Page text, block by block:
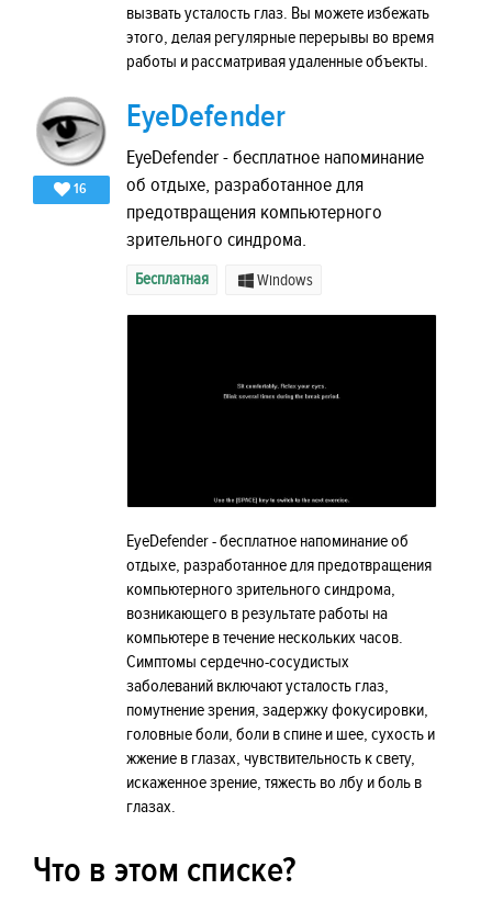
вызвать усталость глаз. Вы можете избежать
этого, делая регулярные перерывы во время
работы и рассматривая удаленные объекты.
16
EyeDefender
EyeDefender - бесплатное напоминание
об отдыхе, разработанное для
предотвращения компьютерного
зрительного синдрома.
Бесплатная Windows
EyeDefender - бесплатное напоминание об
отдыхе, разработанное для предотвращения
компьютерного зрительного синдрома,
возникающего в результате работы на
компьютере в течение нескольких часов.
Симптомы сердечно-сосудистых
заболеваний включают усталость глаз,
помутнение зрения, задержку фокусировки,
головные боли, боли в спине и шее, сухость и
жжение в глазах, чувствительность к свету,
искаженное зрение, тяжесть во лбу и боль в
глазах.
Что в этом списке?